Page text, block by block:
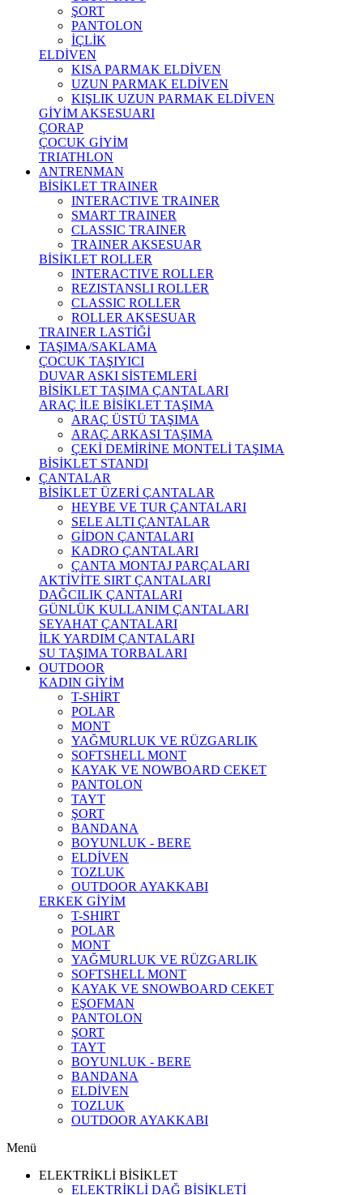
ŞORT
PANTOLON
İÇLİK
ELDİVEN
KISA PARMAK ELDİVEN
UZUN PARMAK ELDİVEN
KIŞLIK UZUN PARMAK ELDİVEN
GİYİM AKSESUARI
ÇORAP
ÇOCUK GİYİM
TRIATHLON
ANTRENMAN
BİSİKLET TRAINER
INTERACTIVE TRAINER
SMART TRAINER
CLASSIC TRAINER
TRAINER AKSESUAR
BİSİKLET ROLLER
INTERACTIVE ROLLER
REZISTANSLI ROLLER
CLASSIC ROLLER
ROLLER AKSESUAR
TRAINER LASTİĞİ
TAŞIMA/SAKLAMA
ÇOCUK TAŞIYICI
DUVAR ASKI SİSTEMLERİ
BİSİKLET TAŞIMA ÇANTALARI
ARAÇ İLE BİSİKLET TAŞIMA
ARAÇ ÜSTÜ TAŞIMA
ARAÇ ARKASI TAŞIMA
ÇEKİ DEMİRİNE MONTELİ TAŞIMA
BİSİKLET STANDI
ÇANTALAR
BİSİKLET ÜZERİ ÇANTALAR
HEYBE VE TUR ÇANTALARI
SELE ALTI ÇANTALAR
GİDON ÇANTALARI
KADRO ÇANTALARI
ÇANTA MONTAJ PARÇALARI
AKTİVİTE SIRT ÇANTALARI
DAĞCILIK ÇANTALARI
GÜNLÜK KULLANIM ÇANTALARI
SEYAHAT ÇANTALARI
İLK YARDIM ÇANTALARI
SU TAŞIMA TORBALARI
OUTDOOR
KADIN GİYİM
T-SHİRT
POLAR
MONT
YAĞMURLUK VE RÜZGARLIK
SOFTSHELL MONT
KAYAK VE NOWBOARD CEKET
PANTOLON
TAYT
ŞORT
BANDANA
BOYUNLUK - BERE
ELDİVEN
TOZLUK
OUTDOOR AYAKKABI
ERKEK GİYİM
T-SHIRT
POLAR
MONT
YAĞMURLUK VE RÜZGARLIK
SOFTSHELL MONT
KAYAK VE SNOWBOARD CEKET
EŞOFMAN
PANTOLON
ŞORT
TAYT
BOYUNLUK - BERE
BANDANA
ELDİVEN
TOZLUK
OUTDOOR AYAKKABI
Menü
ELEKTRİKLİ BİSİKLET
ELEKTRİKLİ DAĞ BİSİKLETİ